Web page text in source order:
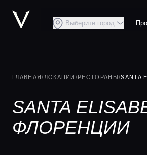
Выберите город
ГЛАВНАЯ/ ЛОКАЦИИ /РЕСТОРАНЫ/SANTA
SANTA
ФЛОРЕНЦИИ